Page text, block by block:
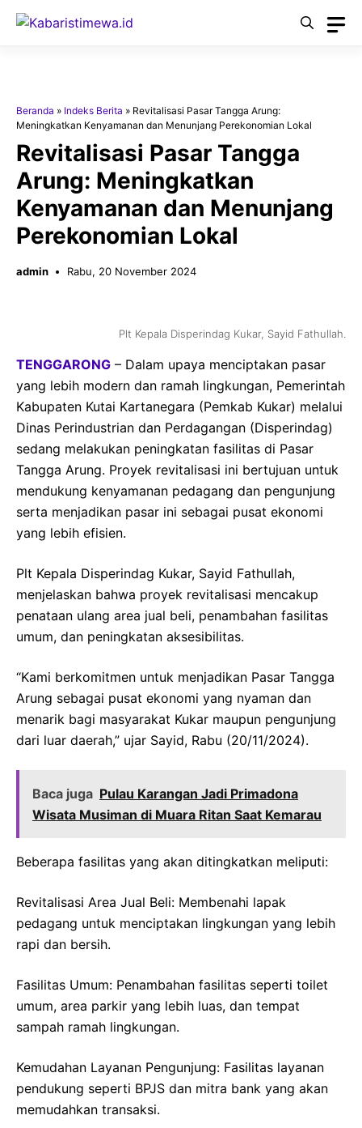
Langsung
Beranda » Indeks Berita » Revitalisasi Pasar Tangga Arung:
Meningkatkan Kenyamanan dan Menunjang Perekonomian Lokal
Revitalisasi Pasar Tangga
Arung: Meningkatkan
Kenyamanan dan Menunjang
Perekonomian Lokal
admin Rabu, 20 November 2024
Plt Kepala Disperindag Kukar, Sayid Fathullah.
TENGGARONG – Dalam upaya menciptakan pasar
yang lebih modern dan ramah lingkungan, Pemerintah
Kabupaten Kutai Kartanegara (Pemkab Kukar) melalui
Dinas Perindustrian dan Perdagangan (Disperindag)
sedang melakukan peningkatan fasilitas di Pasar
Tangga Arung. Proyek revitalisasi ini bertujuan untuk
mendukung kenyamanan pedagang dan pengunjung
serta menjadikan pasar ini sebagai pusat ekonomi
yang lebih efisien.
Plt Kepala Disperindag Kukar, Sayid Fathullah,
menjelaskan bahwa proyek revitalisasi mencakup
penataan ulang area jual beli, penambahan fasilitas
umum, dan peningkatan aksesibilitas.
“Kami berkomitmen untuk menjadikan Pasar Tangga
Arung sebagai pusat ekonomi yang nyaman dan
menarik bagi masyarakat Kukar maupun pengunjung
dari luar daerah,” ujar Sayid, Rabu (20/11/2024).
Baca juga Pulau Karangan Jadi Primadona
Wisata Musiman di Muara Ritan Saat Kemarau
Beberapa fasilitas yang akan ditingkatkan meliputi:
Revitalisasi Area Jual Beli: Membenahi lapak
pedagang untuk menciptakan lingkungan yang lebih
rapi dan bersih.
Fasilitas Umum: Penambahan fasilitas seperti toilet
umum, area parkir yang lebih luas, dan tempat
sampah ramah lingkungan.
Kemudahan Layanan Pengunjung: Fasilitas layanan
pendukung seperti BPJS dan mitra bank yang akan
memudahkan transaksi.